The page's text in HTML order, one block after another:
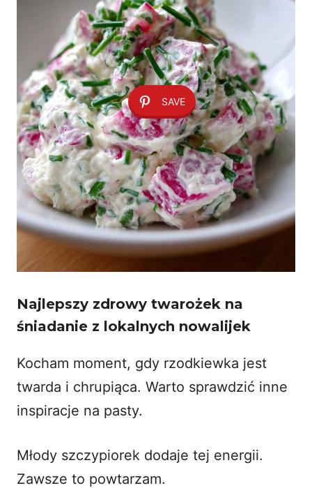
SAVE
Najlepszy zdrowy twarożek na
śniadanie z lokalnych nowalijek
Kocham moment, gdy rzodkiewka jest
twarda i chrupiąca. Warto sprawdzić inne
inspiracje na pasty.
Młody szczypiorek dodaje tej energii.
Zawsze to powtarzam.